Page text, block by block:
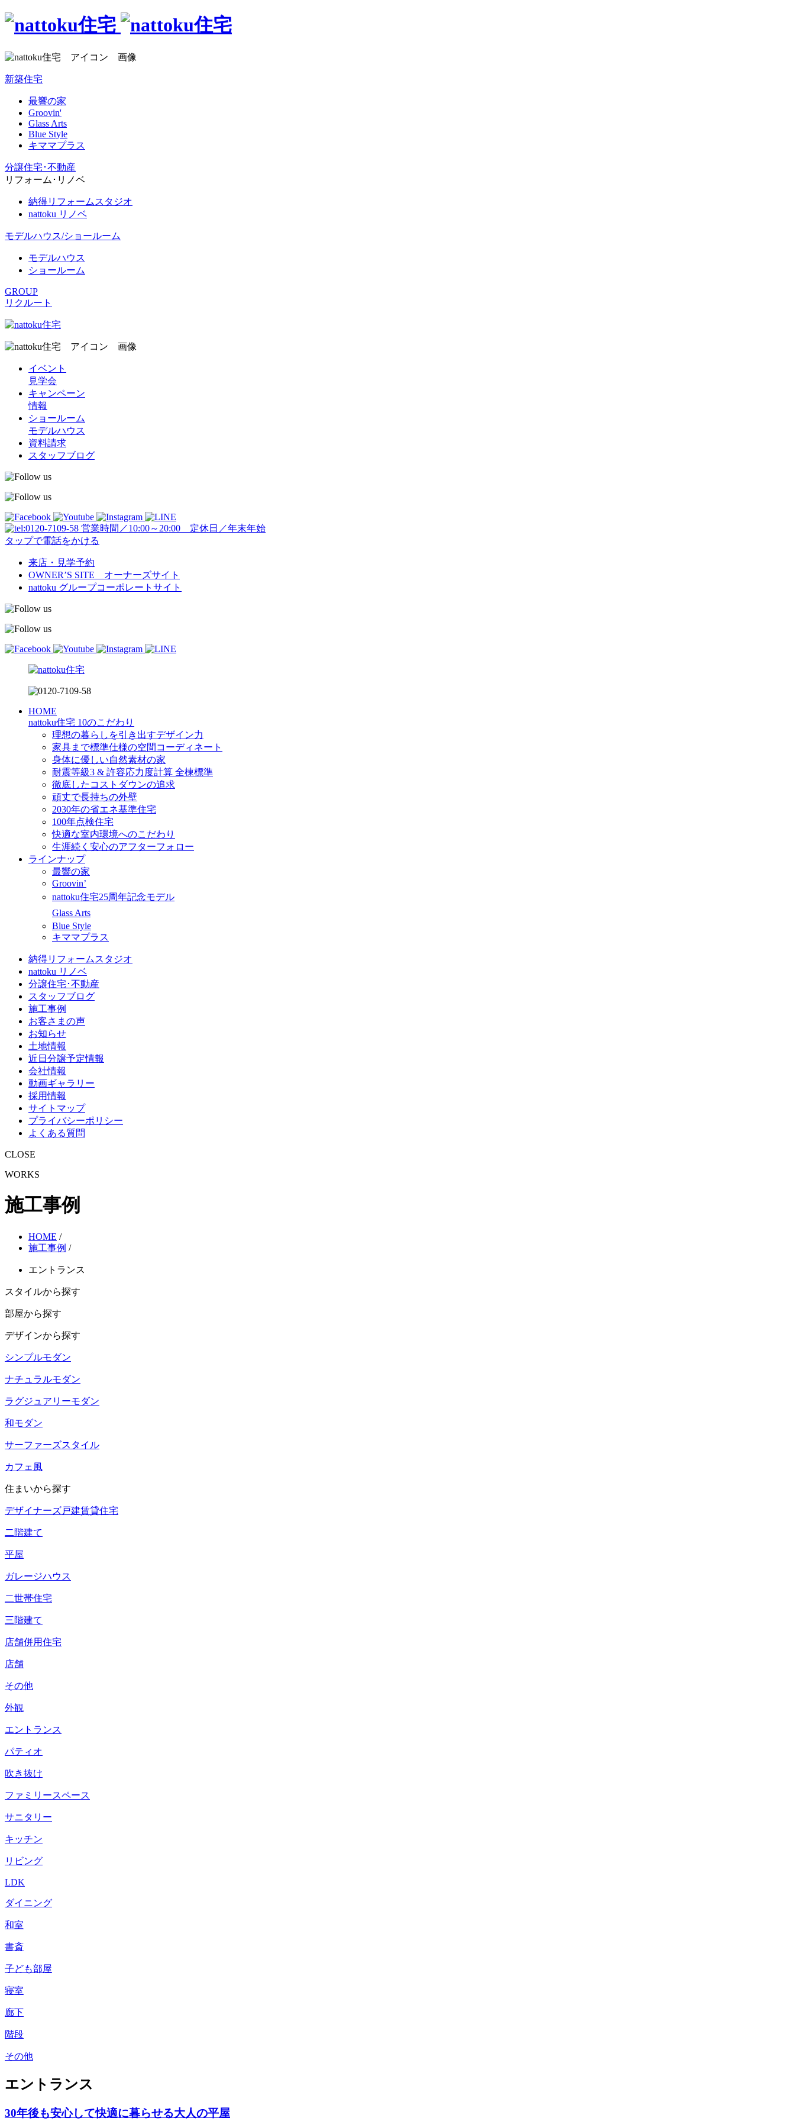
新築住宅
最響の家
Groovin'
Glass Arts
Blue Style
キママプラス
分譲住宅･不動産
リフォーム･リノベ
納得リフォームスタジオ
nattoku リノベ
モデルハウス/ショールーム
モデルハウス
ショールーム
GROUP
リクルート
イベント
見学会
キャンペーン
情報
ショールーム
モデルハウス
資料請求
スタッフブログ
営業時間／10:00～20:00 定休日／年末年始
タップで電話をかける
来店・見学予約
OWNER’S SITE オーナーズサイト
nattoku グループコーポレートサイト
HOME
nattoku住宅 10のこだわり
理想の暮らしを引き出すデザイン力
家具まで標準仕様の空間コーディネート
身体に優しい自然素材の家
耐震等級3 & 許容応力度計算 全棟標準
徹底したコストダウンの追求
頑丈で長持ちの外壁
2030年の省エネ基準住宅
100年点検住宅
快適な室内環境へのこだわり
生涯続く安心のアフターフォロー
ラインナップ
最響の家
Groovin’
nattoku住宅25周年記念モデル
Glass Arts
Blue Style
キママプラス
納得リフォームスタジオ
nattoku リノベ
分譲住宅･不動産
スタッフブログ
施工事例
お客さまの声
お知らせ
土地情報
近日分譲予定情報
会社情報
動画ギャラリー
採用情報
サイトマップ
プライバシーポリシー
よくある質問
CLOSE
WORKS
施工事例
HOME /
施工事例 /
エントランス
スタイルから探す
部屋から探す
デザインから探す
シンプルモダン
ナチュラルモダン
ラグジュアリーモダン
和モダン
サーファーズスタイル
カフェ風
住まいから探す
デザイナーズ戸建賃貸住宅
二階建て
平屋
ガレージハウス
二世帯住宅
三階建て
店舗併用住宅
店舗
その他
外観
エントランス
パティオ
吹き抜け
ファミリースペース
サニタリー
キッチン
リビング
LDK
ダイニング
和室
書斎
子ども部屋
寝室
廊下
階段
その他
エントランス
30年後も安心して快適に暮らせる大人の平屋